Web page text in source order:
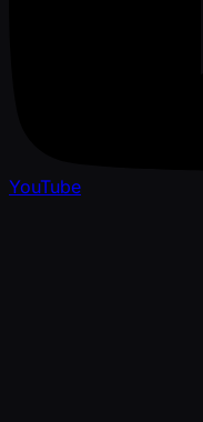
YouTube